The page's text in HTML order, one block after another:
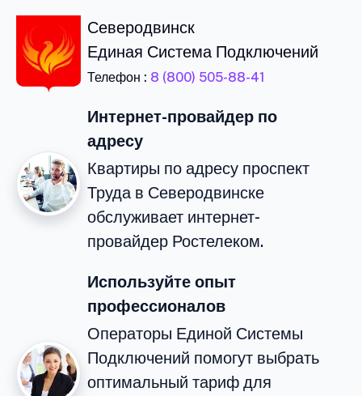
Северодвинск
Единая Система Подключений
Телефон : 8 (800) 505-88-41
Интернет-провайдер по
адресу
Квартиры по адресу проспект
Труда в Северодвинске
обслуживает интернет-
провайдер Ростелеком.
Используйте опыт
профессионалов
Операторы Единой Системы
Подключений помогут выбрать
оптимальный тариф для